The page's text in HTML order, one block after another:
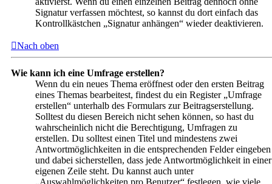
Signatur verfassen möchtest, so kannst du dort einfach das
Kontrollkästchen „Signatur anhängen“ wieder deaktivieren.
Nach oben
Wie kann ich eine Umfrage erstellen?
Wenn du ein neues Thema eröffnest oder den ersten Beitrag
eines Themas bearbeitest, findest du ein Register „Umfrage
erstellen“ unterhalb des Formulars zur Beitragserstellung.
Solltest du diesen Bereich nicht sehen können, so hast du
wahrscheinlich nicht die Berechtigung, Umfragen zu
erstellen. Du solltest einen Titel und mindestens zwei
Antwortmöglichkeiten in die entsprechenden Felder eingeben
und dabei sicherstellen, dass jede Antwortmöglichkeit in einer
eigenen Zeile steht. Du kannst auch unter
„Auswahlmöglichkeiten pro Benutzer“ festlegen, wie viele